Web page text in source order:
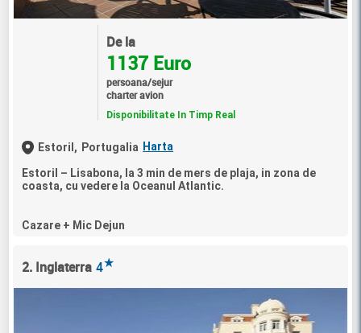
De la
1137 Euro
persoana/sejur
charter avion
Disponibilitate In Timp Real
Estoril, Portugalia Harta
Estoril – Lisabona, la 3 min de mers de plaja, in zona de
coasta, cu vedere la Oceanul Atlantic.
Cazare + Mic Dejun
2. Inglaterra 4★